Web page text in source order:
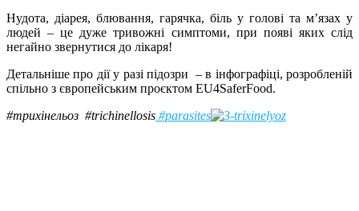
Нудота, діарея, блювання, гарячка, біль у голові та м’язах у
людей – це дуже тривожні симптоми, при появі яких слід
негайно звернутися до лікаря!
Детальніше про дії у разі підозри – в інфографіці, розробленій
спільно з європейським проєктом EU4SaferFood.
#трихінельоз #trichinellosis #parasites